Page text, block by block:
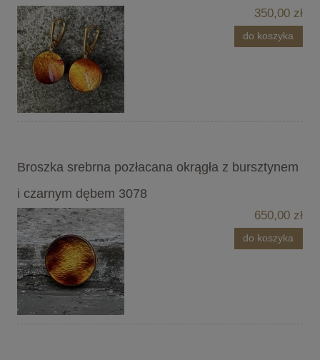
350,00 zł
do koszyka
Broszka srebrna pozłacana okrągła z bursztynem
i czarnym dębem 3078
650,00 zł
do koszyka